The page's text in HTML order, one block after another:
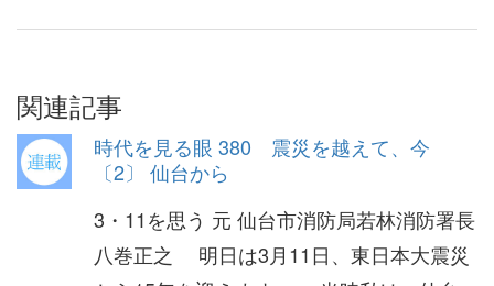
関連記事
時代を見る眼 380 震災を越えて、今
〔2〕 仙台から
3・11を思う 元 仙台市消防局若林消防署長
八巻正之 明日は3月11日、東日本大震災